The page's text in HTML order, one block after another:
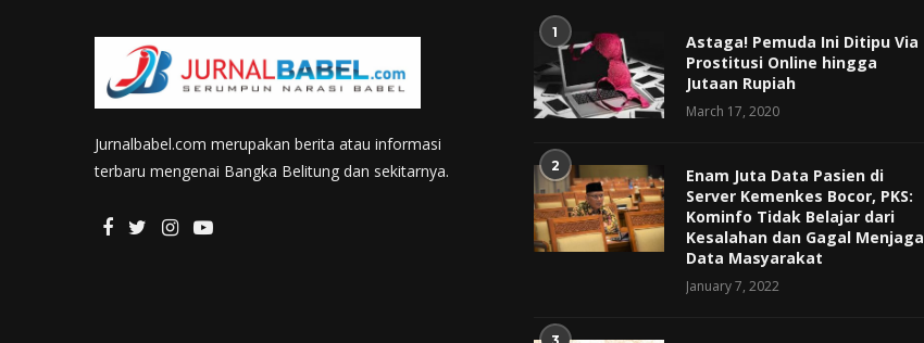
Jurnalbabel.com merupakan berita atau informasi
terbaru mengenai Bangka Belitung dan sekitarnya.
1
Astaga! Pemuda Ini Ditipu Via
Prostitusi Online hingga
Jutaan Rupiah
March 17, 2020
2
Enam Juta Data Pasien di
Server Kemenkes Bocor, PKS:
Kominfo Tidak Belajar dari
Kesalahan dan Gagal Menjaga
Data Masyarakat
January 7, 2022